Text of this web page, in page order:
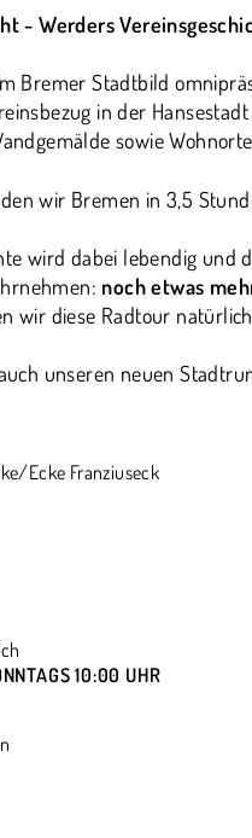
- Werders
Bremer Stadtbild
in der
sowie
wir Bremen in 3,5
wird dabei lebendig
noch etwas
wir diese Radtour
unseren neuen
Ecke Franziuseck
10:00 UHR